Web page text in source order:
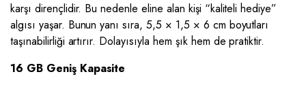
karşı dirençlidir. Bu nedenle eline alan kişi “kaliteli hediye”
algısı yaşar. Bunun yanı sıra, 5,5 × 1,5 × 6 cm boyutları
taşınabilirliği artırır. Dolayısıyla hem şık hem de pratiktir.
16 GB Geniş Kapasite